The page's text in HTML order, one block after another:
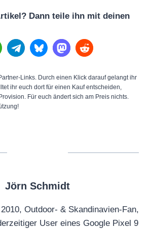
Dann teile ihn mit deinen
Links. Durch einen Klick darauf gelangt ihr
ihr euch dort für einen Kauf entscheiden,
Für euch ändert sich am Preis nichts.
Jörn Schmidt
Outdoor- & Skandinavien-Fan,
User eines Google Pixel 9